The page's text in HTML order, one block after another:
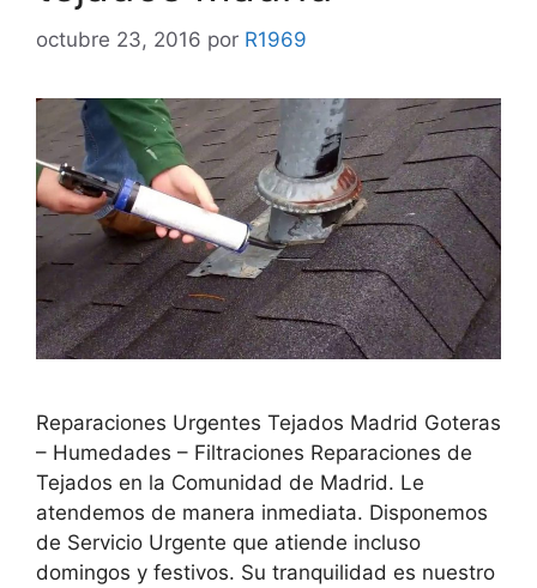
octubre 23, 2016 por R1969
Reparaciones Urgentes Tejados Madrid Goteras
– Humedades – Filtraciones Reparaciones de
Tejados en la Comunidad de Madrid. Le
atendemos de manera inmediata. Disponemos
de Servicio Urgente que atiende incluso
domingos y festivos. Su tranquilidad es nuestro